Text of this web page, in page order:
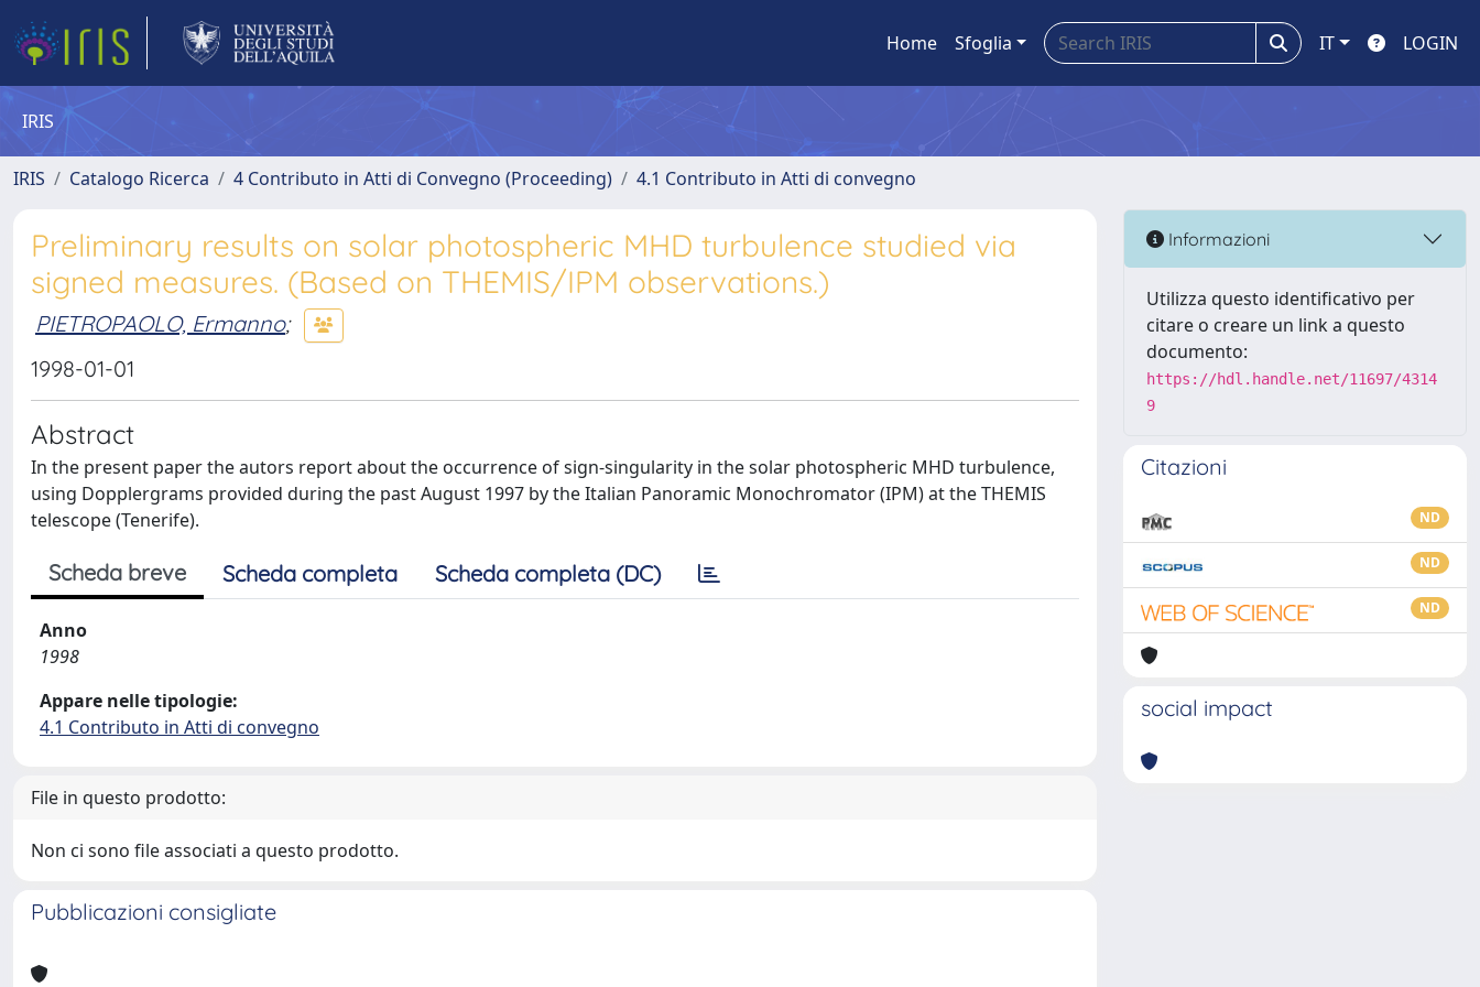
Home Sfoglia IT LOGIN
IRIS
IRIS Catalogo Ricerca 4 Contributo in Atti di Convegno (Proceeding) 4.1 Contributo in Atti di convegno
Preliminary results on solar photospheric MHD turbulence studied via
signed measures. (Based on THEMIS/IPM observations.)
PIETROPAOLO, Ermanno;
1998-01-01
Abstract
In the present paper the autors report about the occurrence of sign-singularity in the solar photospheric MHD turbulence,
using Dopplergrams provided during the past August 1997 by the Italian Panoramic Monochromator (IPM) at the THEMIS
telescope (Tenerife).
Scheda breve Scheda completa Scheda completa (DC)
Anno
1998
Appare nelle tipologie:
4.1 Contributo in Atti di convegno
File in questo prodotto:
Non ci sono file associati a questo prodotto.
Pubblicazioni consigliate
Informazioni
Utilizza questo identificativo per
citare o creare un link a questo
documento:
https://hdl.handle.net/11697/4314
9
Citazioni
ND
ND
ND
social impact